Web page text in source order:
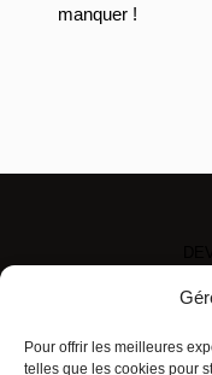
Pour offrir les meilleures
telles que les cookies pour
manquer !